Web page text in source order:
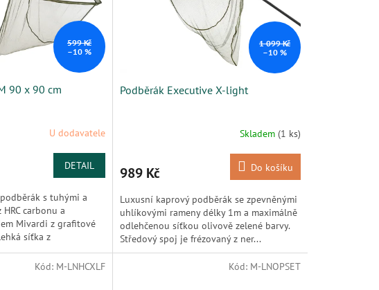
599 Kč
–10 %
90 x 90 cm
U dodavatele
DETAIL
s tuhými a
carbonu a
Mivardi z grafitové
síťka z
1 099 Kč
–10 %
Podběrák Executive X-light
Skladem (1 ks)
989 Kč Do košíku
Luxusní kaprový podběrák se zpevněnými
uhlíkovými rameny délky 1m a maximálně
odlehčenou síťkou olivově zelené barvy.
Středový spoj je frézovaný z ner...
Kód: M-LNHCXLF Kód: M-LNOPSET